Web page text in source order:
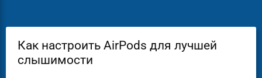
Как настроить AirPods для лучшей
слышимости